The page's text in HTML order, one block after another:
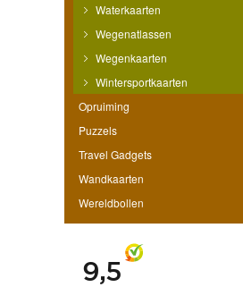
Waterkaarten
Wegenatlassen
Wegenkaarten
Wintersportkaarten
Opruiming
Puzzels
Travel Gadgets
Wandkaarten
Wereldbollen